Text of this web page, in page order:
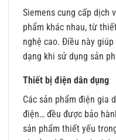
Siemens cung cấp dịch
phẩm khác nhau, từ
nghệ cao. Điều này
dạng khi sử dụng sản
Thiết bị điện dân dụng
Các sản phẩm điện gia
điện… đều được bảo
sản phẩm thiết yếu